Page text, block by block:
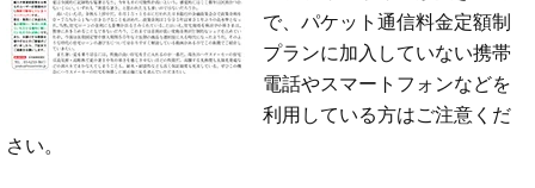
で、パケット通信料金定額制
プランに加入していない携帯
電話やスマートフォンなどを
利用している方はご注意くだ
さい。